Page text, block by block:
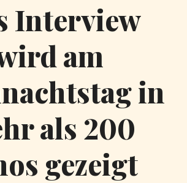
Interview
am
in
als 200
gezeigt